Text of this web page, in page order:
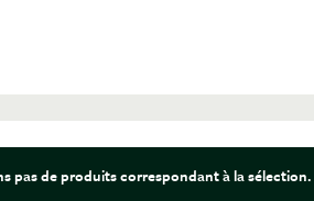
pas de produits correspondant à la sélection.